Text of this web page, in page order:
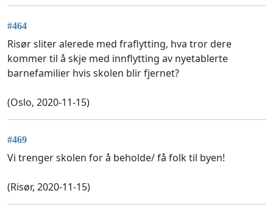
#464
Risør sliter alerede med fraflytting, hva tror dere
kommer til å skje med innflytting av nyetablerte
barnefamilier hvis skolen blir fjernet?
(Oslo, 2020-11-15)
#469
Vi trenger skolen for å beholde/ få folk til byen!
(Risør, 2020-11-15)